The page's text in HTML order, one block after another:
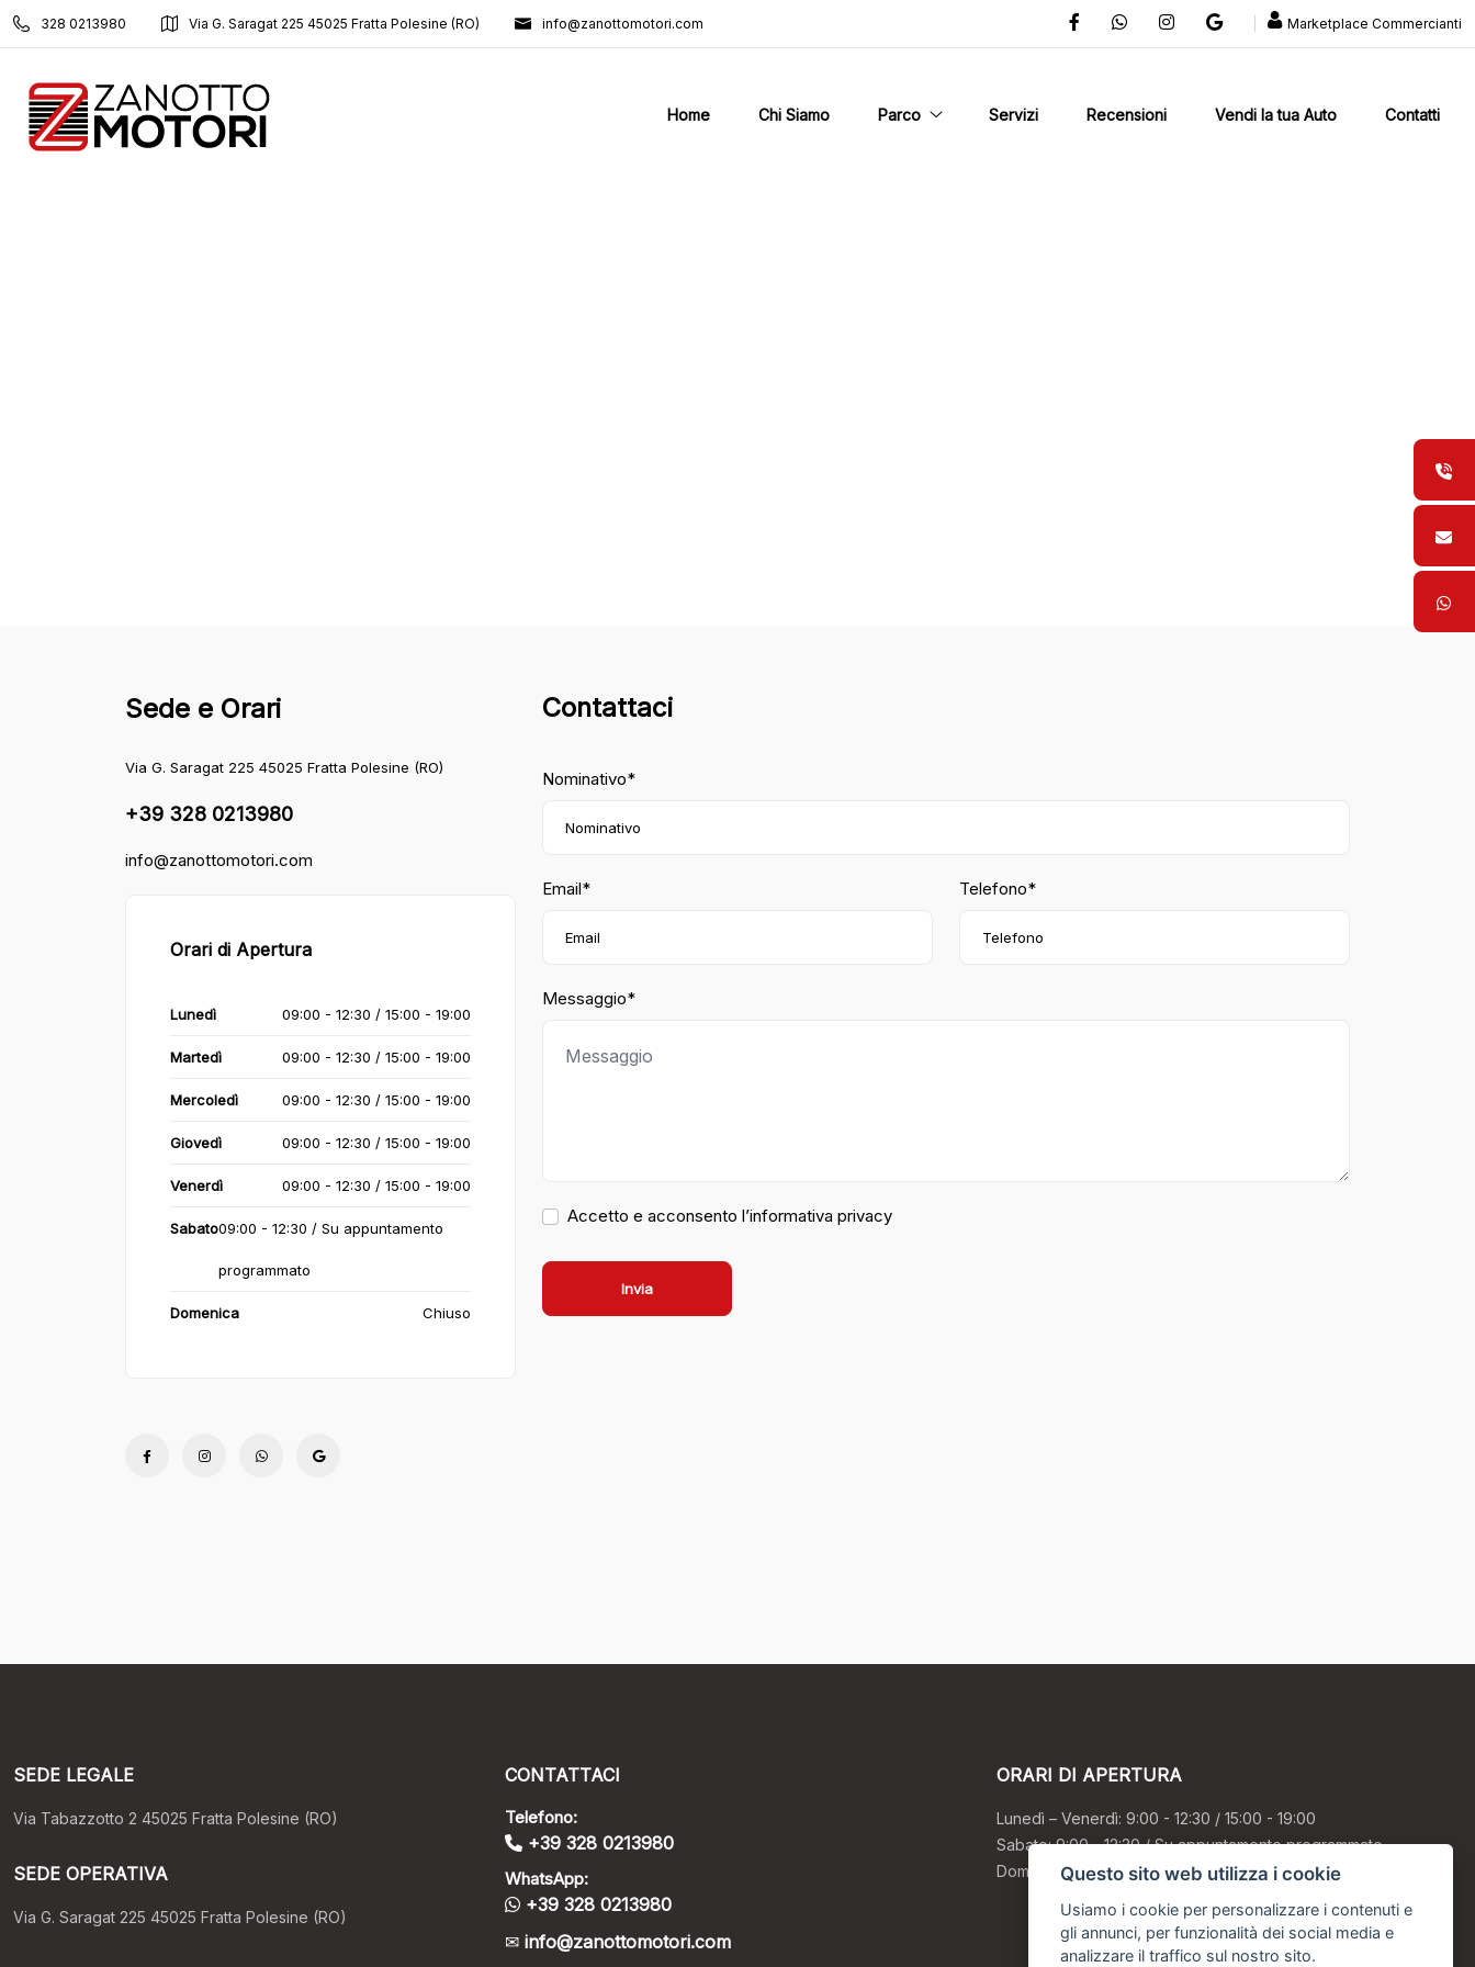
328 0213980 Via G. Saragat 225 45025 Fratta Polesine (RO) info@zanottomotori.com Marketplace Commercianti
Questo sito web utilizza i cookie
Usiamo i cookie per personalizzare i contenuti e
gli annunci, per funzionalità dei social media e
analizzare il traffico sul nostro sito.
Home Chi Siamo Parco Servizi Recensioni Vendi la tua Auto Contatti
Sede e Orari
Via G. Saragat 225 45025 Fratta Polesine (RO)
+39 328 0213980
info@zanottomotori.com
Orari di Apertura
Lunedì 09:00 - 12:30 / 15:00 - 19:00
Martedì 09:00 - 12:30 / 15:00 - 19:00
Mercoledì 09:00 - 12:30 / 15:00 - 19:00
Giovedì 09:00 - 12:30 / 15:00 - 19:00
Venerdì 09:00 - 12:30 / 15:00 - 19:00
Sabato09:00 - 12:30 / Su appuntamento
programmato
Domenica Chiuso
Contattaci
Nominativo*
Email* Telefono*
Messaggio*
Accetto e acconsento l’informativa privacy
Invia
SEDE LEGALE
Via Tabazzotto 2 45025 Fratta Polesine (RO)
SEDE OPERATIVA
Via G. Saragat 225 45025 Fratta Polesine (RO)
CONTATTACI
Telefono:
+39 328 0213980
WhatsApp:
+39 328 0213980
info@zanottomotori.com
ORARI DI APERTURA
Lunedì – Venerdì: 9:00 - 12:30 / 15:00 - 19:00
Sabato: 9:00 - 12:30 / Su appuntamento programmato
Domenica: Chiusi